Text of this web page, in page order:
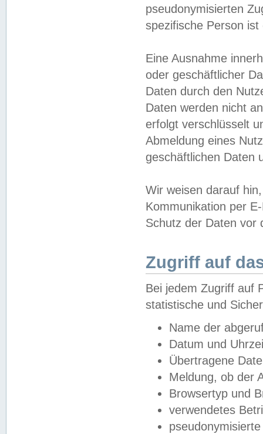
pseudonymisierten
spezifische Person
Eine Ausnahme
oder geschäftlicher
Daten durch den
Daten werden nicht
erfolgt verschlüsselt
Abmeldung eines
geschäftlichen Daten
Wir weisen darauf
Kommunikation per
Schutz der Daten vor
Zugriff auf
Bei jedem Zugriff auf
statistische und
Name der
Datum und
Übertragene
Meldung, ob der
Browsertyp und
verwendetes